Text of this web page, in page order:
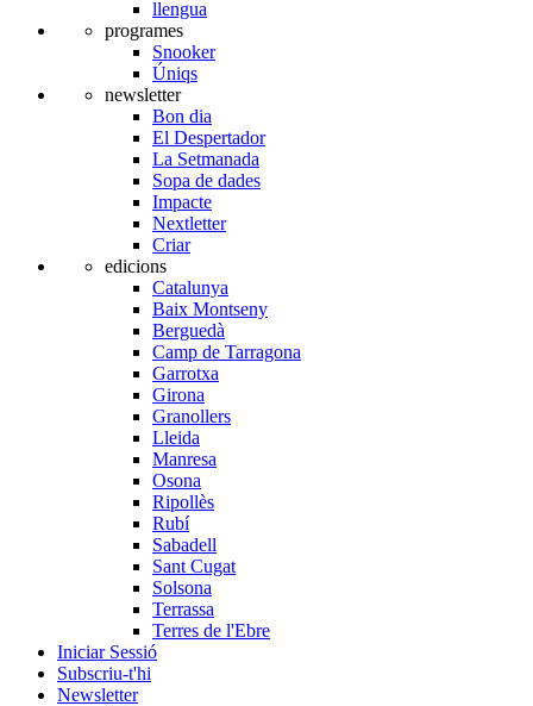
llengua
programes
Snooker
Úniqs
newsletter
Bon dia
El Despertador
La Setmanada
Sopa de dades
Impacte
Nextletter
Criar
edicions
Catalunya
Baix Montseny
Berguedà
Camp de Tarragona
Garrotxa
Girona
Granollers
Lleida
Manresa
Osona
Ripollès
Rubí
Sabadell
Sant Cugat
Solsona
Terrassa
Terres de l'Ebre
Iniciar Sessió
Subscriu-t'hi
Newsletter